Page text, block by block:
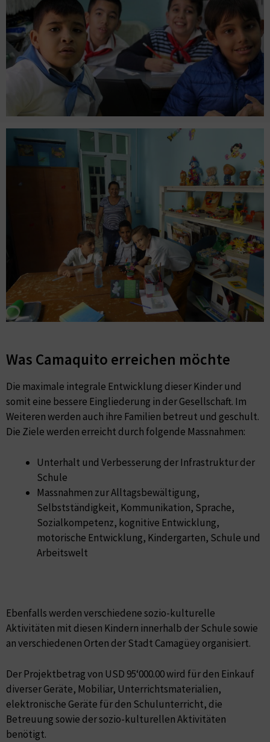
Was Camaquito erreichen möchte
Die maximale integrale Entwicklung dieser Kinder und
somit eine bessere Eingliederung in der Gesellschaft. Im
Weiteren werden auch ihre Familien betreut und geschult.
Die Ziele werden erreicht durch folgende Massnahmen:
Unterhalt und Verbesserung der Infrastruktur der
Schule
Massnahmen zur Alltagsbewältigung,
Selbstständigkeit, Kommunikation, Sprache,
Sozialkompetenz, kognitive Entwicklung,
motorische Entwicklung, Kindergarten, Schule und
Arbeitswelt
Ebenfalls werden verschiedene sozio-kulturelle
Aktivitäten mit diesen Kindern innerhalb der Schule sowie
an verschiedenen Orten der Stadt Camagüey organisiert.
Der Projektbetrag von USD 95‘000.00 wird für den Einkauf
diverser Geräte, Mobiliar, Unterrichtsmaterialien,
elektronische Geräte für den Schulunterricht, die
Betreuung sowie der sozio-kulturellen Aktivitäten
benötigt.